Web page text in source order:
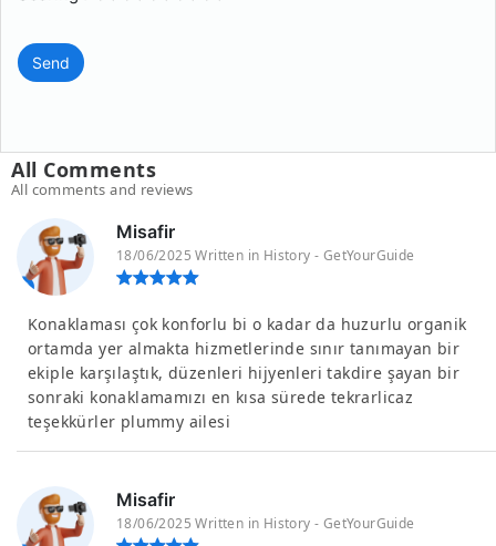
Send
All Comments
All comments and reviews
Misafir
18/06/2025 Written in History - GetYourGuide
Konaklaması çok konforlu bi o kadar da huzurlu organik
ortamda yer almakta hizmetlerinde sınır tanımayan bir
ekiple karşılaştık, düzenleri hijyenleri takdire şayan bir
sonraki konaklamamızı en kısa sürede tekrarlicaz
teşekkürler plummy ailesi
Misafir
18/06/2025 Written in History - GetYourGuide